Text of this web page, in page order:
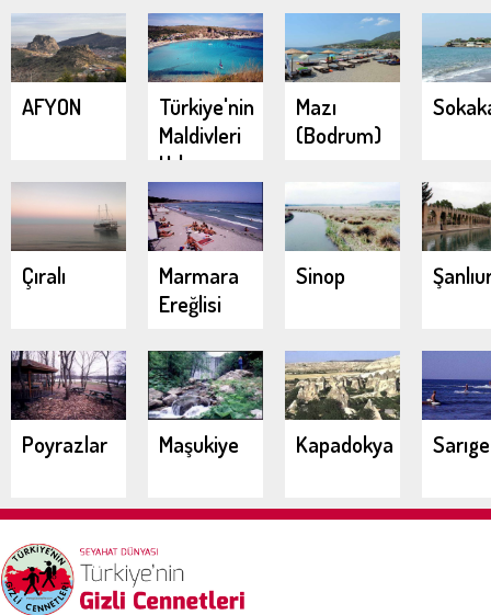
AFYON
Türkiye'nin
Maldivleri
Urla
Demircili
Koyları
Mazı
(Bodrum)
Çıralı
Marmara
Ereğlisi
Sinop
Poyrazlar Maşukiye Kapadokya